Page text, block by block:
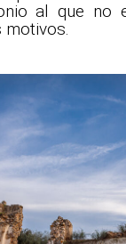
al que no
motivos.